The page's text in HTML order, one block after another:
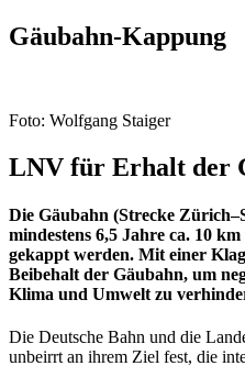
Gäubahn-Kappung
Foto: Wolfgang Staiger
LNV für Erhalt der
Die Gäubahn (Strecke
mindestens 6,5 Jahre ca. 10
gekappt werden. Mit einer
Beibehalt der Gäubahn, um
Klima und Umwelt zu
Die Deutsche Bahn und die
unbeirrt an ihrem Ziel fest, die